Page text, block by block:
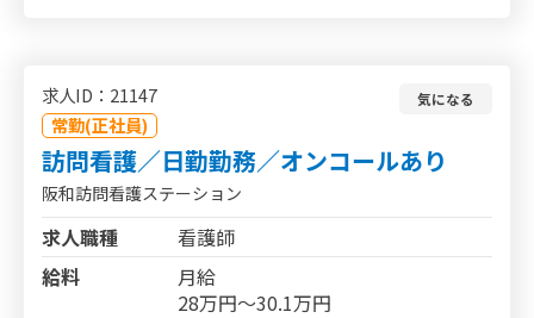
求人ID：21147
常勤(正社員)
気になる
訪問看護／日勤勤務／オンコールあり
阪和訪問看護ステーション
求人職種
看護師
給料
月給
28万円～30.1万円